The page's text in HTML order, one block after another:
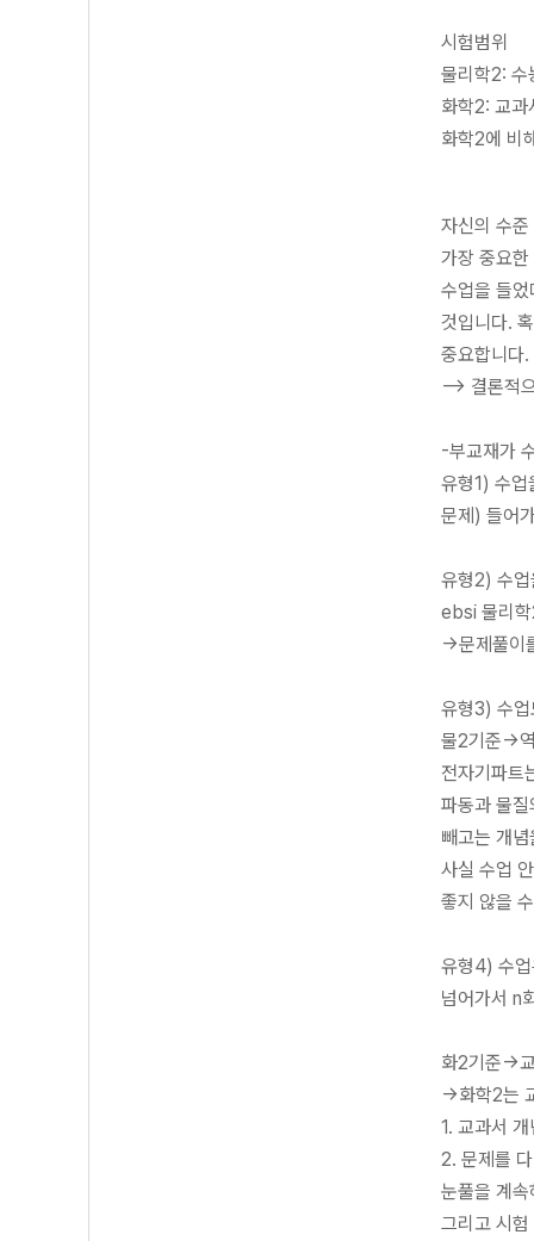
시험범위
물리학2: 수
화학2: 교
화학2에 비
자신의 수준
가장 중요
수업을 들
것입니다.
중요합니다.
--> 결론적
-부교재가
유형1) 수업
문제) 들어
유형2) 수
ebsi 물리
->문제풀이
유형3) 수
물2기준->
전자기파트
파동과 물
빼고는 개
사실 수업
좋지 않을
유형4) 수업
넘어가서 n
화2기준->
->화학2는
1. 교과서
2. 문제를
눈풀을 계
그리고 시